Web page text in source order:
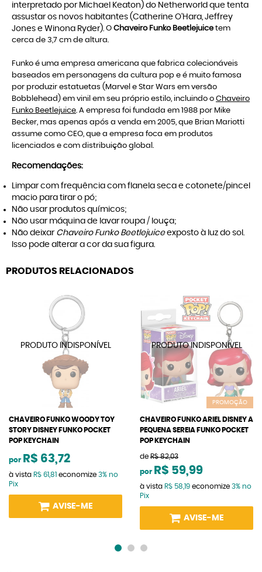
interpretado por Michael Keaton) do Netherworld que tenta
assustar os novos habitantes (Catherine O'Hara, Jeffrey
Jones e Winona Ryder). O Chaveiro Funko Beetlejuice tem
cerca de 3,7 cm de altura.
Funko é uma empresa americana que fabrica colecionáveis
baseados em personagens da cultura pop e é muito famosa
por produzir estatuetas (Marvel e Star Wars em versão
Bobblehead) em vinil em seu próprio estilo, incluindo o Chaveiro
Funko Beetlejuice. A empresa foi fundada em 1988 por Mike
Becker, mas apenas após a venda em 2005, que Brian Mariotti
assume como CEO, que a empresa foca em produtos
licenciados e com distribuição global.
Recomendações:
Limpar com frequência com flanela seca e cotonete/pincel
macio para tirar o pó;
Não usar produtos químicos;
Não usar máquina de lavar roupa / louça;
Não deixar Chaveiro Funko Beetlejuiceexposto à luz do sol.
Isso pode alterar a cor da sua figura.
PRODUTOS RELACIONADOS
CHAVEIRO FUNKO WOODY TOY
STORY DISNEY FUNKO POCKET
POP KEYCHAIN
por R$ 63,72
à vista R$ 61,81 economize 3% no
Pix
AVISE-ME
PROMOÇÃO
CHAVEIRO FUNKO ARIEL DISNEY A
PEQUENA SEREIA FUNKO POCKET
POP KEYCHAIN
de R$ 82,03
por R$ 59,99
à vista R$ 58,19 economize 3% no
Pix
AVISE-ME